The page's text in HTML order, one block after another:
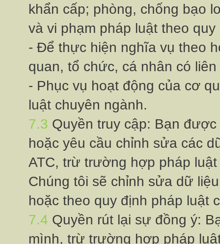
khẩn cấp; phòng, chống bạo
và vi phạm pháp luật theo
- Để thực hiện nghĩa vụ theo
quan, tổ chức, cá nhân có
- Phục vụ hoạt động của cơ
luật chuyên ngành.
7.3 Quyền truy cập: Bạn
hoặc yêu cầu chỉnh sửa các
ATC, trừ trường hợp pháp
Chúng tôi sẽ chỉnh sửa dữ
hoặc theo quy định pháp luật
7.4 Quyền rút lại sự đồng ý:
mình, trừ trường hợp pháp